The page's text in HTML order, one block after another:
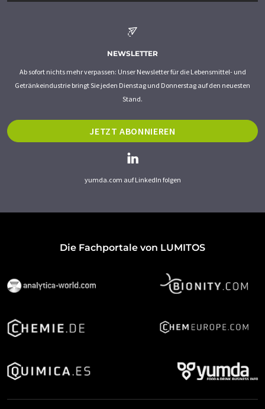
NEWSLETTER
Ab sofort nichts mehr verpassen: Unser Newsletter für die Lebensmittel- und
Getränkeindustrie bringt Sie jeden Dienstag und Donnerstag auf den neuesten
Stand.
JETZT ABONNIEREN
yumda.com auf LinkedIn folgen
Die Fachportale von LUMITOS